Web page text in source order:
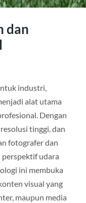
dan
industri,
alat utama
Dengan
tinggi, dan
fotografer dan
udara
ini membuka
visual yang
maupun media